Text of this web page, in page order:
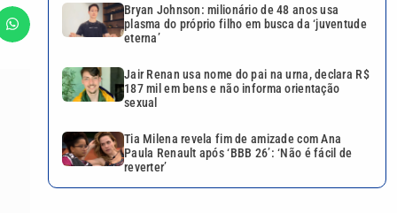
Bryan Johnson: milionário de 48 anos usa
plasma do próprio filho em busca da ‘juventude
eterna’
Jair Renan usa nome do pai na urna, declara R$
187 mil em bens e não informa orientação
sexual
Tia Milena revela fim de amizade com Ana
Paula Renault após ‘BBB 26’: ‘Não é fácil de
reverter’